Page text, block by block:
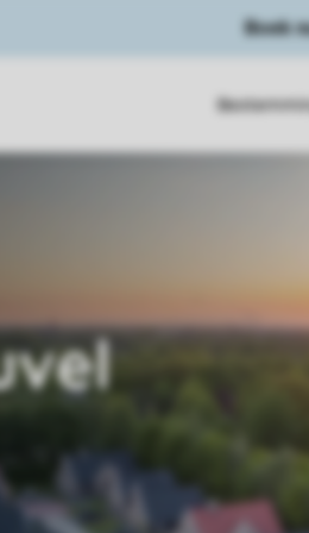
Boek